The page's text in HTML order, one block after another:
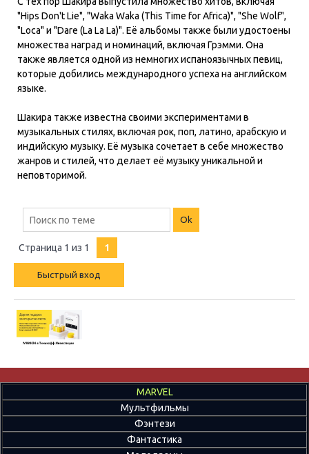
"Hips Don't Lie", "Waka Waka (This Time for Africa)", "She Wolf",
"Loca" и "Dare (La La La)". Её альбомы также были удостоены
множества наград и номинаций, включая Грэмми. Она
также является одной из немногих испаноязычных певиц,
которые добились международного успеха на английском
языке.
Шакира также известна своими экспериментами в
музыкальных стилях, включая рок, поп, латино, арабскую и
индийскую музыку. Её музыка сочетает в себе множество
жанров и стилей, что делает её музыку уникальной и
неповторимой.
Страница 1 из 1 1
MARVEL
Мультфильмы
Фэнтези
Фантастика